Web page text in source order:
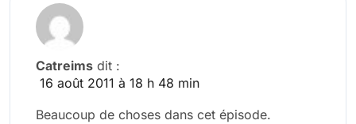
Catreims dit :
16 août 2011 à 18 h 48 min
Beaucoup de choses dans cet épisode.